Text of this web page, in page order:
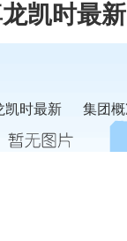
凯时最新
凯时最新 集团